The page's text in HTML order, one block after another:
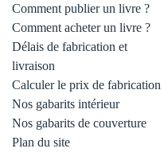
Comment publier un livre ?
Comment acheter un livre ?
Délais de fabrication et
livraison
Calculer le prix de fabrication
Nos gabarits intérieur
Nos gabarits de couverture
Plan du site